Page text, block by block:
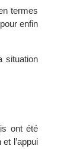
termes
enfin
situation
ont été
l’appui